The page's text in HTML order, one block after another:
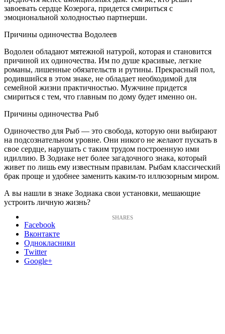
завоевать сердце Козерога, придется смириться с
эмоциональной холодностью партнерши.
Причины одиночества Водолеев
Водолеи обладают мятежной натурой, которая и становится
причиной их одиночества. Им по душе красивые, легкие
романы, лишенные обязательств и рутины. Прекрасный пол,
родившийся в этом знаке, не обладает необходимой для
семейной жизни практичностью. Мужчине придется
смириться с тем, что главным по дому будет именно он.
Причины одиночества Рыб
Одиночество для Рыб — это свобода, которую они выбирают
на подсознательном уровне. Они никого не желают пускать в
свое сердце, нарушать с таким трудом построенную ими
идиллию. В Зодиаке нет более загадочного знака, который
живет по лишь ему известным правилам. Рыбам классический
брак проще и удобнее заменить каким-то иллюзорным миром.
А вы нашли в знаке Зодиака свои установки, мешающие
устроить личную жизнь?
Facebook
Вконтакте
Однокласники
Twitter
Google+